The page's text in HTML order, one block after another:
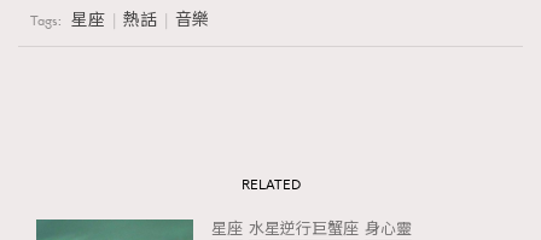
Tags: 星座 熱話 音樂
RELATED
星座 水星逆行巨蟹座 身心靈